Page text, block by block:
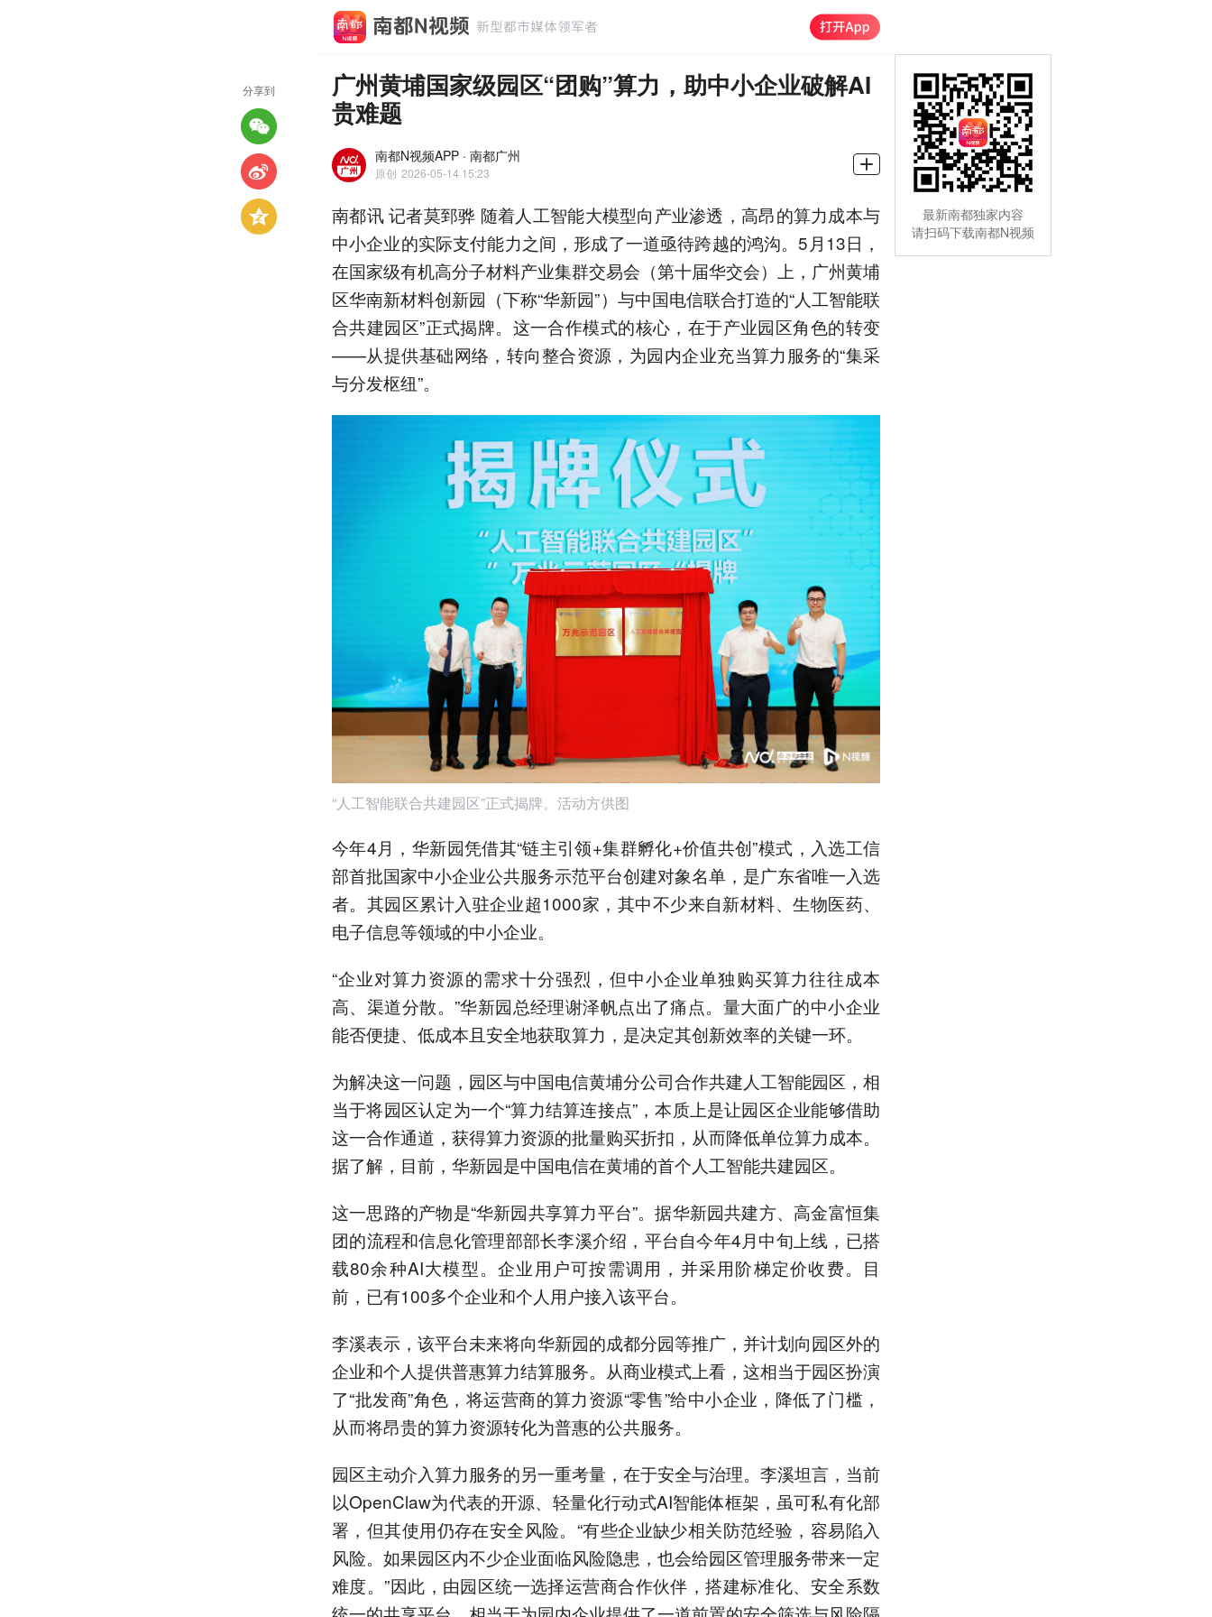
广州黄埔国家级园区“团购”算力，助中小企业破解AI
贵难题
南都N视频APP · 南都广州
原创 2026-05-14 15:23
南都讯 记者莫郅骅 随着人工智能大模型向产业渗透，高昂的算力成本与
中小企业的实际支付能力之间，形成了一道亟待跨越的鸿沟。5月13日，
在国家级有机高分子材料产业集群交易会（第十届华交会）上，广州黄埔
区华南新材料创新园（下称“华新园”）与中国电信联合打造的“人工智能联
合共建园区”正式揭牌。这一合作模式的核心，在于产业园区角色的转变
——从提供基础网络，转向整合资源，为园内企业充当算力服务的“集采
与分发枢纽”。
“人工智能联合共建园区”正式揭牌。活动方供图
今年4月，华新园凭借其“链主引领+集群孵化+价值共创”模式，入选工信
部首批国家中小企业公共服务示范平台创建对象名单，是广东省唯一入选
者。其园区累计入驻企业超1000家，其中不少来自新材料、生物医药、
电子信息等领域的中小企业。
“企业对算力资源的需求十分强烈，但中小企业单独购买算力往往成本
高、渠道分散。”华新园总经理谢泽帆点出了痛点。量大面广的中小企业
能否便捷、低成本且安全地获取算力，是决定其创新效率的关键一环。
为解决这一问题，园区与中国电信黄埔分公司合作共建人工智能园区，相
当于将园区认定为一个“算力结算连接点”，本质上是让园区企业能够借助
这一合作通道，获得算力资源的批量购买折扣，从而降低单位算力成本。
据了解，目前，华新园是中国电信在黄埔的首个人工智能共建园区。
这一思路的产物是“华新园共享算力平台”。据华新园共建方、高金富恒集
团的流程和信息化管理部部长李溪介绍，平台自今年4月中旬上线，已搭
载80余种AI大模型。企业用户可按需调用，并采用阶梯定价收费。目
前，已有100多个企业和个人用户接入该平台。
李溪表示，该平台未来将向华新园的成都分园等推广，并计划向园区外的
企业和个人提供普惠算力结算服务。从商业模式上看，这相当于园区扮演
了“批发商”角色，将运营商的算力资源“零售”给中小企业，降低了门槛，
从而将昂贵的算力资源转化为普惠的公共服务。
园区主动介入算力服务的另一重考量，在于安全与治理。李溪坦言，当前
以OpenClaw为代表的开源、轻量化行动式AI智能体框架，虽可私有化部
署，但其使用仍存在安全风险。“有些企业缺少相关防范经验，容易陷入
风险。如果园区内不少企业面临风险隐患，也会给园区管理服务带来一定
难度。”因此，由园区统一选择运营商合作伙伴，搭建标准化、安全系数
分享到
最新南都独家内容
请扫码下载南都N视频